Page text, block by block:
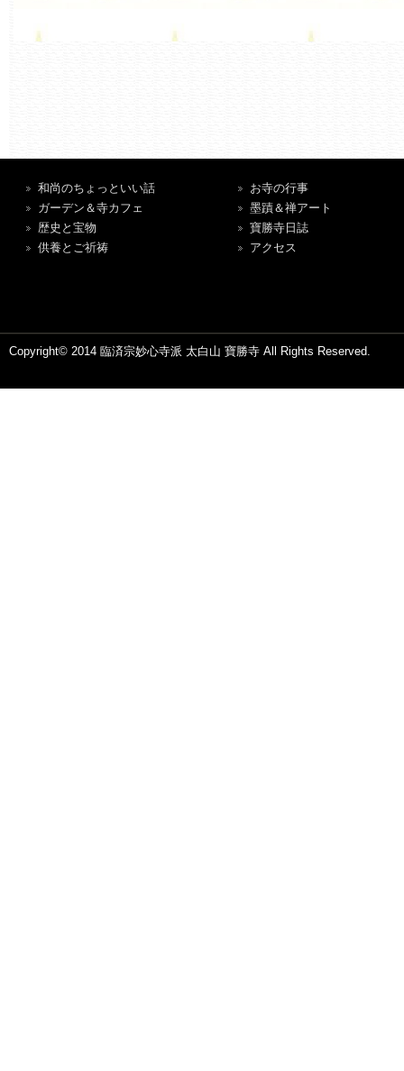
和尚のちょっといい話
ガーデン＆寺カフェ
歴史と宝物
供養とご祈祷
お寺の行事
墨蹟＆禅アート
寶勝寺日誌
アクセス
Copyright© 2014 臨済宗妙心寺派 太白山 寶勝寺 All Rights Reserved.